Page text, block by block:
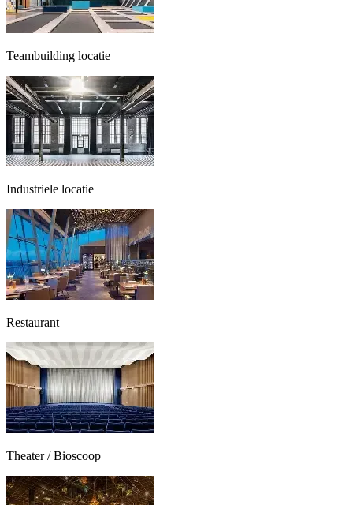
Teambuilding locatie
Industriele locatie
Restaurant
Theater / Bioscoop